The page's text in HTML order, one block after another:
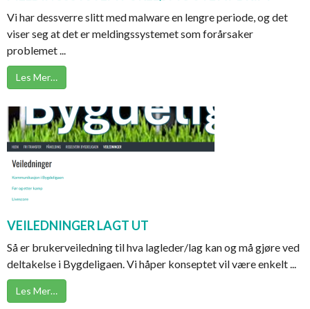
Vi har dessverre slitt med malware en lengre periode, og det
viser seg at det er meldingssystemet som forårsaker
problemet ...
Les Mer…
VEILEDNINGER LAGT UT
Så er brukerveiledning til hva lagleder/lag kan og må gjøre ved
deltakelse i Bygdeligaen. Vi håper konseptet vil være enkelt ...
Les Mer…